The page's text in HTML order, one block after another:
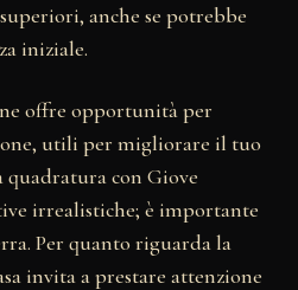
anche se potrebbe
iniziale.
offre opportunità per
utili per migliorare il tuo
quadratura con Giove
irrealistiche; è importante
Per quanto riguarda la
invita a prestare attenzione